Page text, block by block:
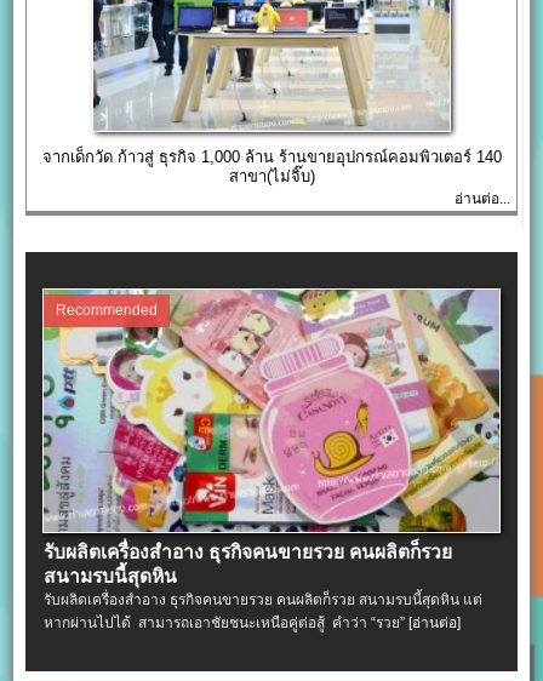
จากเด็กวัด ก้าวสู่ ธุรกิจ 1,000 ล้าน ร้านขายอุปกรณ์คอมพิวเตอร์ 140
สาขา(ไม่จิ๊บ)
อ่านต่อ...
Recommended
รับผลิตเครื่องสําอาง ธุรกิจคนขายรวย คนผลิตก็รวย
สนามรบนี้สุดหิน
รับผลิตเครื่องสําอาง ธุรกิจคนขายรวย คนผลิตก็รวย สนามรบนี้สุดหิน แต่
หากผ่านไปได้ สามารถเอาชัยชนะเหนือคู่ต่อสู้ คำว่า “รวย”[อ่านต่อ]